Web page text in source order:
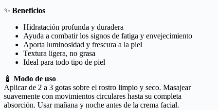
✨ Beneficios
Hidratación profunda y duradera
Ayuda a combatir los signos de fatiga y envejecimiento
Aporta luminosidad y frescura a la piel
Textura ligera, no grasa
Ideal para todo tipo de piel
🧴 Modo de uso
Aplicar de 2 a 3 gotas sobre el rostro limpio y seco. Masajear
suavemente con movimientos circulares hasta su completa
absorción. Usar mañana y noche antes de la crema facial.